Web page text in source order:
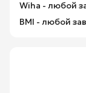
Wiha - любой
BMI - любой